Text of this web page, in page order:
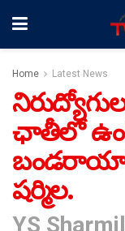
Home Latest News
ఛాతీలో
షర్మిల.
YS